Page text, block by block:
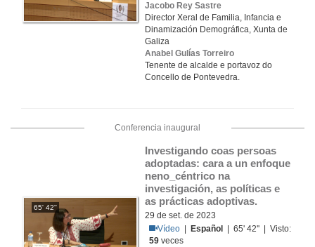
Jacobo Rey Sastre
Director Xeral de Familia, Infancia e
Dinamización Demográfica, Xunta de
Galiza
Anabel Gulías Torreiro
Tenente de alcalde e portavoz do
Concello de Pontevedra.
Conferencia inaugural
65' 42''
Investigando coas persoas
adoptadas: cara a un enfoque
neno_céntrico na
investigación, as políticas e
as prácticas adoptivas.
29 de set. de 2023
Vídeo
Español
| 65' 42'' | Visto:
59 veces